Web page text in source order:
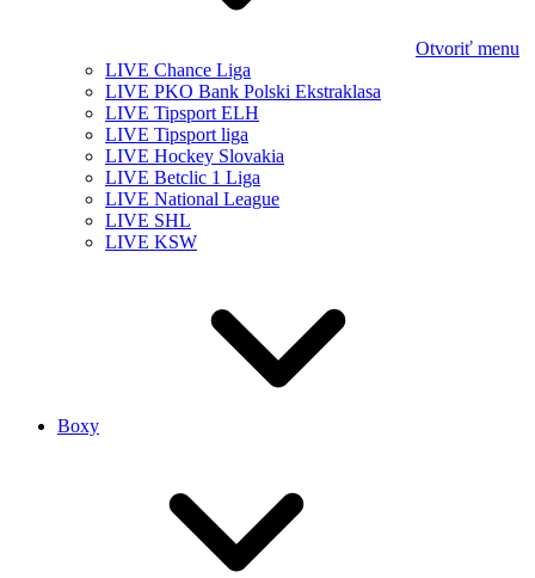
Otvoriť menu
LIVE Chance Liga
LIVE PKO Bank Polski Ekstraklasa
LIVE Tipsport ELH
LIVE Tipsport liga
LIVE Hockey Slovakia
LIVE Betclic 1 Liga
LIVE National League
LIVE SHL
LIVE KSW
Boxy